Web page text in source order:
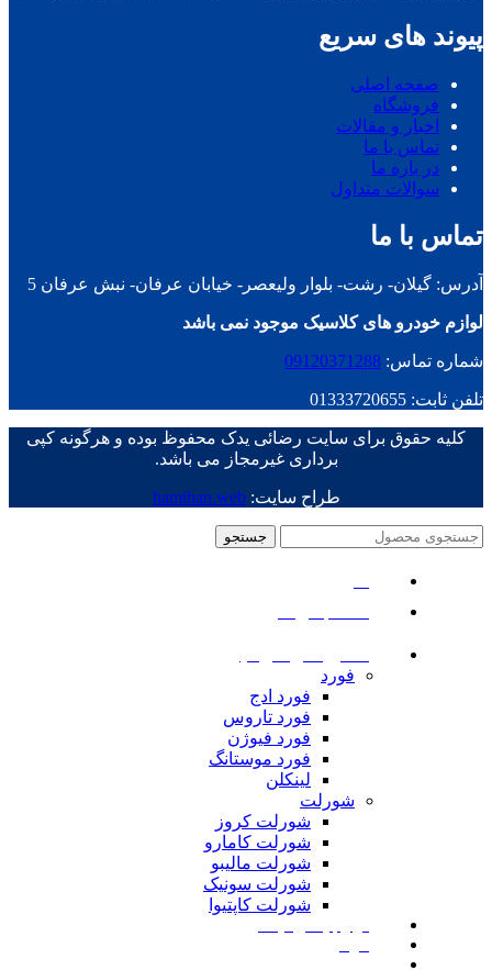
پیوند های سریع
صفحه اصلی
فروشگاه
اخبار و مقالات
تماس با ما
در باره ما
سوالات متداول
تماس با ما
آدرس: گیلان- رشت- بلوار ولیعصر- خیابان عرفان- نبش عرفان 5
لوازم خودرو های کلاسیک موجود نمی باشد
شماره تماس: 09120371288
تلفن ثابت: 01333720655
کلیه حقوق برای سایت رضائی یدک محفوظ بوده و هرگونه کپی
برداری غیرمجاز می باشد.
طراح سایت:hamihan.web
جستجو
فورد
فورد ادج
فورد تاروس
فورد فیوژن
فورد موستانگ
لینکلن
شورلت
شورلت کروز
شورلت کامارو
شورلت مالیبو
شورلت سونیک
شورلت کاپتیوا